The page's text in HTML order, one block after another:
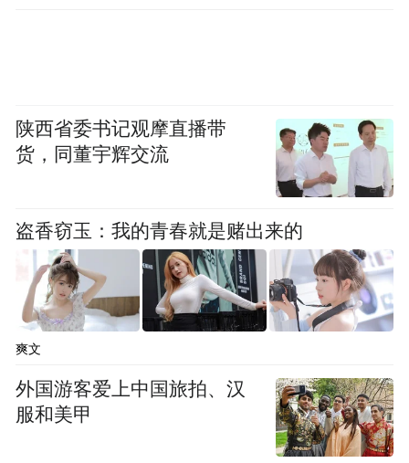
润气道，再进行咳嗽。
胡赛特别提醒，肋骨骨折的典型表现就是胸
壁局部疼痛，活动或咳嗽时疼痛加剧。如果
您有持续剧烈咳嗽的情况，并有不明原因的
胸壁疼痛症状，应及时到医院就诊，明确病
因，对症治疗。
湖南医聊特约作者：长沙市第四医院 石文婷
“特别声明：以上作品内容(包括在内的视频、图片或音
频)为凤凰网旗下自媒体平台“大风号”用户上传并发
布，本平台仅提供信息存储空间服务。
陕西省委书记观摩直播带
货，同董宇辉交流
盗香窃玉：我的青春就是赌出来的
爽文
外国游客爱上中国旅拍、汉
服和美甲